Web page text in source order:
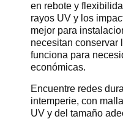
en rebote y
rayos UV y los
mejor para
necesitan conservar
funciona para
económicas.
Encuentre redes
intemperie, con
UV y del tamaño